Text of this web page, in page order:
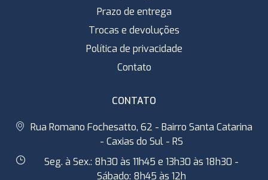
Prazo de entrega
Trocas e devoluções
Política de privacidade
Contato
CONTATO
Rua Romano Fochesatto, 62 - Bairro Santa Catarina
- Caxias do Sul - RS
Seg. à Sex.: 8h30 às 11h45 e 13h30 às 18h30 -
Sábado: 8h45 às 12h